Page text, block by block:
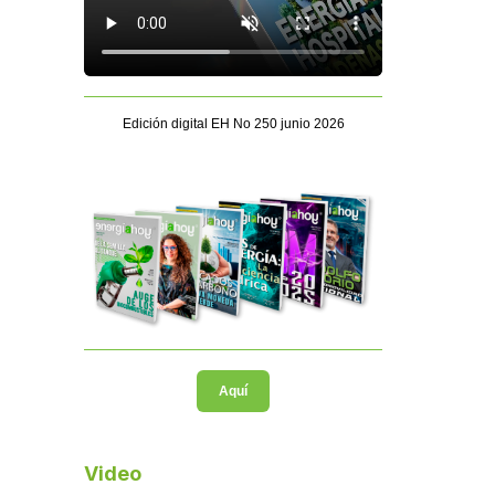
Edición digital EH No 250 junio 2026
Aquí
Video